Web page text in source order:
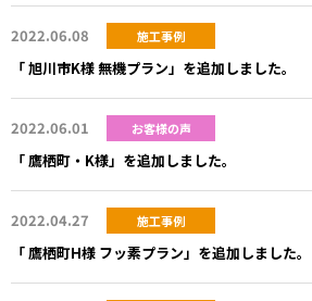
2022.06.08 施工事例
「 旭川市K様 無機プラン」を追加しました。
2022.06.01 お客様の声
「 鷹栖町・K様」を追加しました。
2022.04.27 施工事例
「 鷹栖町H様 フッ素プラン」を追加しました。